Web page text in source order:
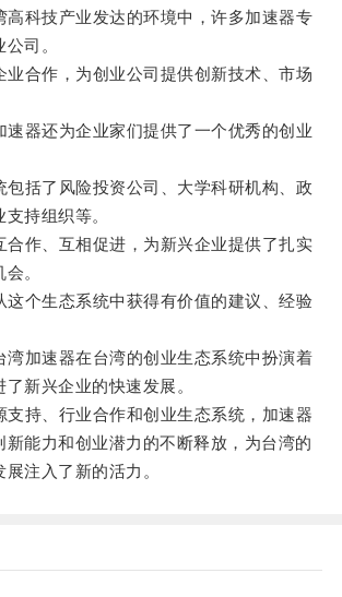
科技产业发达的环境中，许多加速器专
司。
合作，为创业公司提供创新技术、市场
器还为企业家们提供了一个优秀的创业
括了风险投资公司、大学科研机构、政
持组织等。
作、互相促进，为新兴企业提供了扎实
。
个生态系统中获得有价值的建议、经验
加速器在台湾的创业生态系统中扮演着
新兴企业的快速发展。
持、行业合作和创业生态系统，加速器
新能力和创业潜力的不断释放，为台湾的
注入了新的活力。